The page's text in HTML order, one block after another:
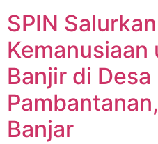
SPIN
Banjir di Desa
Banjar